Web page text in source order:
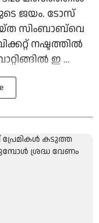
ജയം. ടോസ്
സിംബാബ്‌വെ
നഷ്ടത്തില്‍
ഇ ...